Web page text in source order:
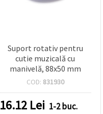
Suport rotativ pentru
cutie muzicală cu
manivelă, 88x50 mm
COD: 831930
16.12 Lei 1-2 buc.